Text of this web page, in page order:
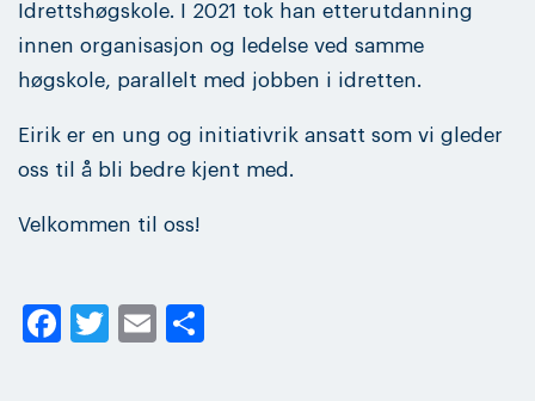
Idrettshøgskole. I 2021 tok han etterutdanning
innen organisasjon og ledelse ved samme
høgskole, parallelt med jobben i idretten.
Eirik er en ung og initiativrik ansatt som vi gleder
oss til å bli bedre kjent med.
Velkommen til oss!
Facebook
Twitter
Email